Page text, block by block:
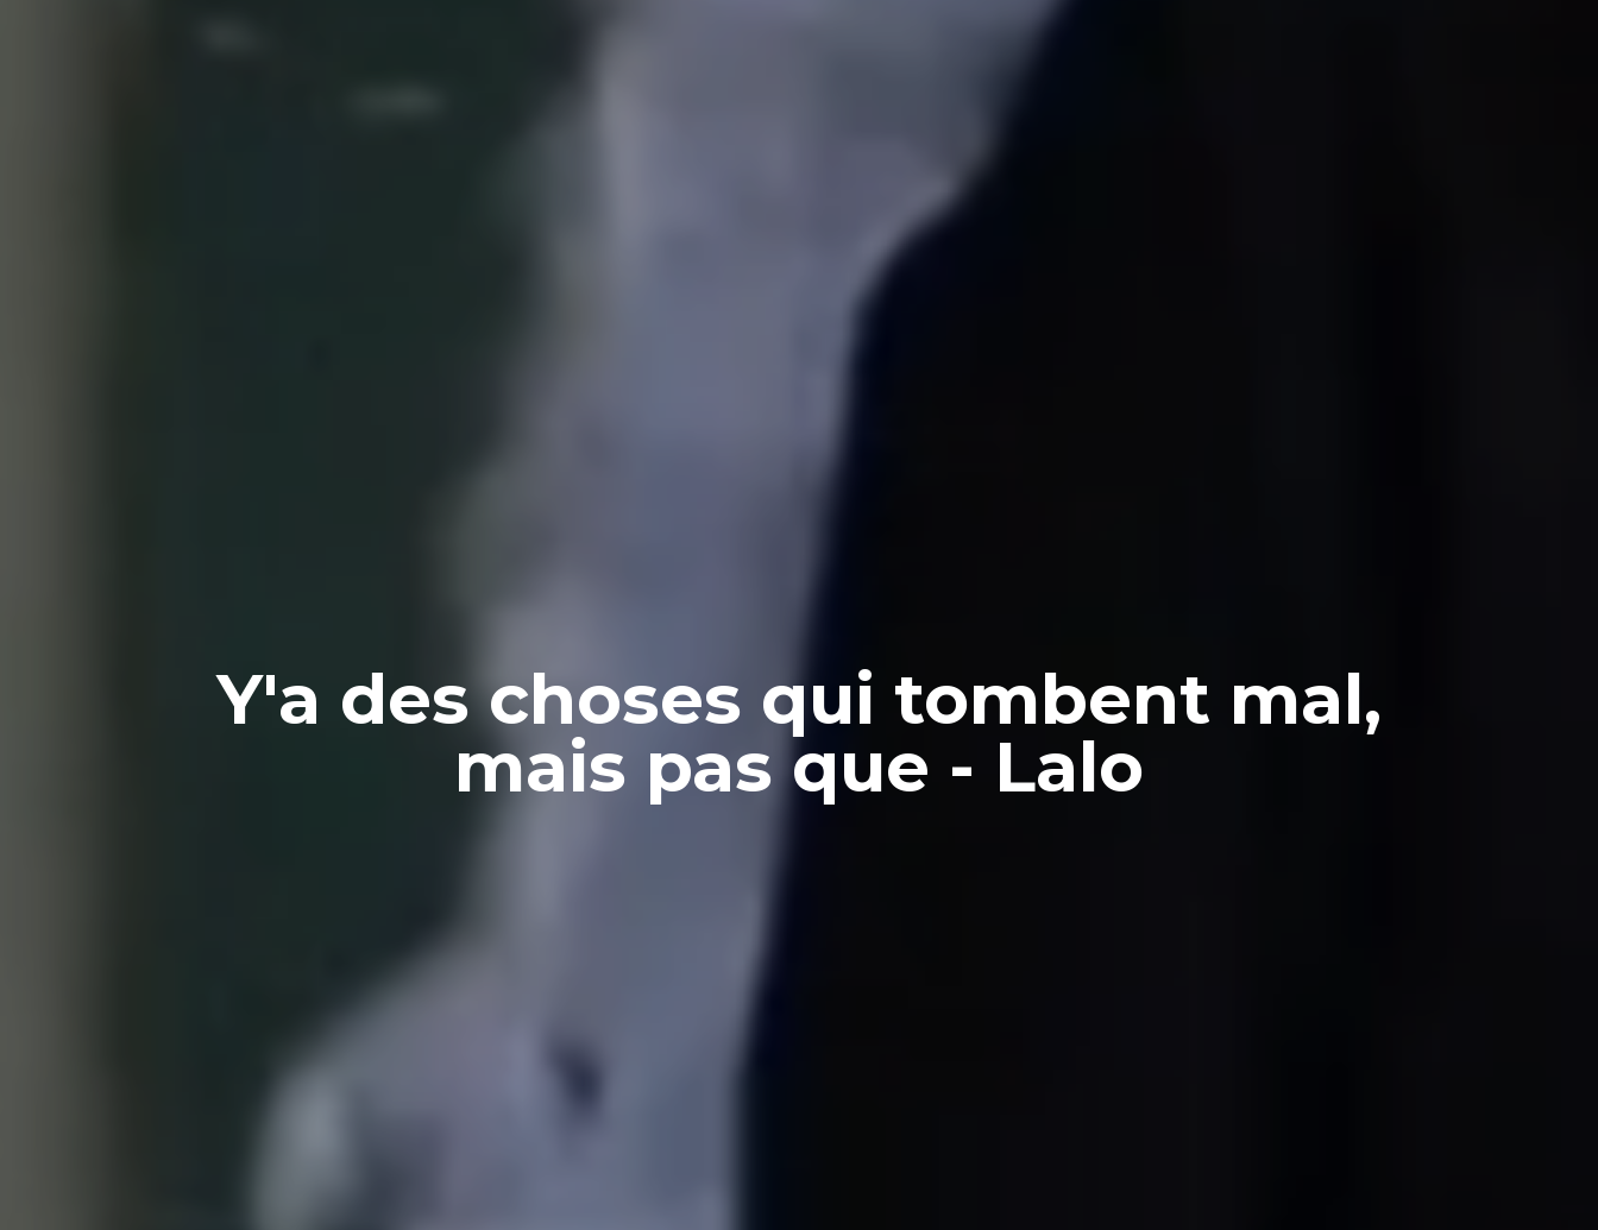
Y'a des choses qui tombent mal,
mais pas que - Lalo